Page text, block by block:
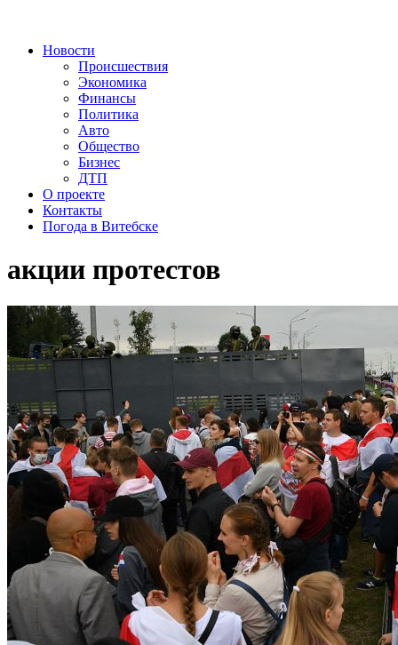
Новости
Происшествия
Экономика
Финансы
Политика
Авто
Общество
Бизнес
ДТП
О проекте
Контакты
Погода в Витебске
акции протестов